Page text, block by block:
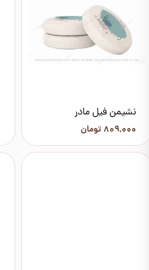
نشیمن فیل مادر
۸۰۹,۰۰۰ تومان